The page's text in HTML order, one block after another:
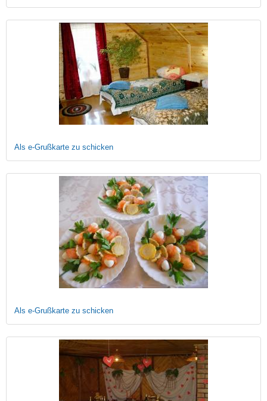
Als e-Grußkarte zu schicken
Als e-Grußkarte zu schicken